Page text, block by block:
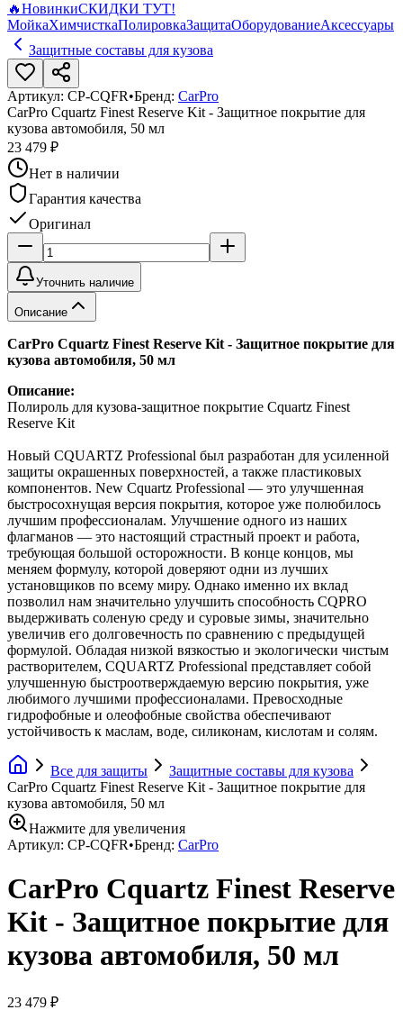
🔥НовинкиСКИДКИ ТУТ!
МойкаХимчисткаПолировкаЗащитаОборудованиеАксессуары
Защитные составы для кузова
Артикул: CP-CQFR•Бренд: CarPro
CarPro Cquartz Finest Reserve Kit - Защитное покрытие для
кузова автомобиля, 50 мл
23 479 ₽
Нет в наличии
Гарантия качества
Оригинал
Уточнить наличие
Описание
CarPro Cquartz Finest Reserve Kit - Защитное покрытие для
кузова автомобиля, 50 мл
Описание:
Полироль для кузова-защитное покрытие Cquartz Finest
Reserve Kit
Новый CQUARTZ Professional был разработан для усиленной
защиты окрашенных поверхностей, а также пластиковых
компонентов. New Cquartz Professional — это улучшенная
быстросохнущая версия покрытия, которое уже полюбилось
лучшим профессионалам. Улучшение одного из наших
флагманов — это настоящий страстный проект и работа,
требующая большой осторожности. В конце концов, мы
меняем формулу, которой доверяют одни из лучших
установщиков по всему миру. Однако именно их вклад
позволил нам значительно улучшить способность CQPRO
выдерживать соленую среду и суровые зимы, значительно
увеличив его долговечность по сравнению с предыдущей
формулой. Обладая низкой вязкостью и экологически чистым
растворителем, CQUARTZ Professional представляет собой
улучшенную быстроотверждаемую версию покрытия, уже
любимого лучшими профессионалами. Превосходные
гидрофобные и олеофобные свойства обеспечивают
устойчивость к маслам, воде, силиконам, кислотам и солям.
Все для защиты
Защитные составы для кузова
CarPro Cquartz Finest Reserve Kit - Защитное покрытие для
кузова автомобиля, 50 мл
Нажмите для увеличения
Артикул: CP-CQFR•Бренд: CarPro
CarPro Cquartz Finest Reserve
Kit - Защитное покрытие для
кузова автомобиля, 50 мл
23 479 ₽